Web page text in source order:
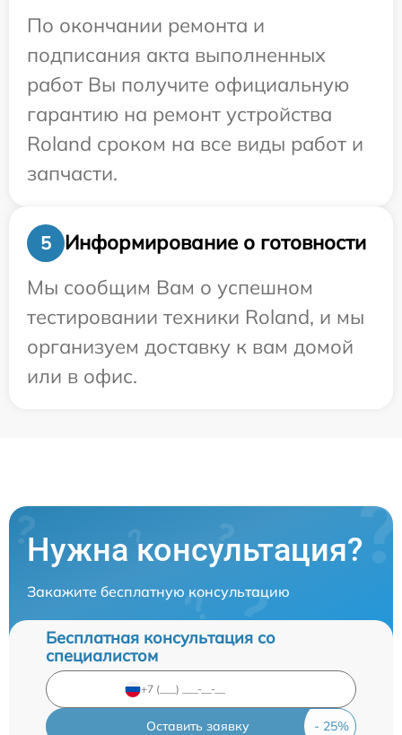
По окончании ремонта и
подписания акта выполненных
работ Вы получите официальную
гарантию на ремонт устройства
Roland сроком на все виды работ и
запчасти.
5
Информирование о готовности
Мы сообщим Вам о успешном
тестировании техники Roland, и мы
организуем доставку к вам домой
или в офис.
Нужна консультация?
Закажите бесплатную консультацию
Бесплатная консультация со
специалистом
Оставить заявку